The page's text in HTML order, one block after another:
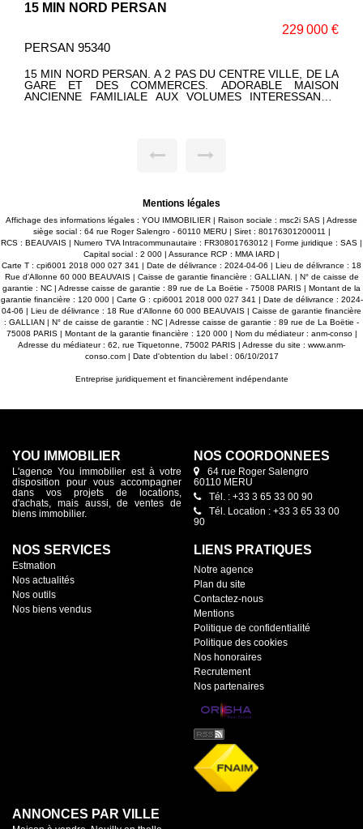
15 MIN NORD PERSAN
229 000 €
PERSAN 95340
15 MIN NORD PERSAN. A 2 PAS DU CENTRE VILLE, DE LA
GARE ET DES COMMERCES. ADORABLE MAISON
ANCIENNE FAMILIALE AUX VOLUMES INTERESSANTS:
CAVE. JOLI TERRAIN DE 390 M² AVEC VASTE TERRASSE
Mentions légales
Affichage des informations légales : YOU IMMOBILIER | Raison sociale : msc2i SAS | Adresse
siège social : 64 rue Roger Salengro - 60110 MERU | Siret : 80176301200011 |
RCS : BEAUVAIS | Numero TVA Intracommunautaire : FR30801763012 | Forme juridique : SAS |
Capital social : 2 000 | Assurance RCP : MMA IARD |
Carte T : cpi6001 2018 000 027 341 | Date de délivrance : 2024-04-06 | Lieu de délivrance : 18
Rue d'Allonne 60 000 BEAUVAIS | Caisse de garantie financière : GALLIAN. | N° de caisse de
garantie : NC | Adresse caisse de garantie : 89 rue de La Boëtie - 75008 PARIS | Montant de la
garantie financière : 120 000 | Carte G : cpi6001 2018 000 027 341 | Date de délivrance : 2024-
04-06 | Lieu de délivrance : 18 Rue d'Allonne 60 000 BEAUVAIS | Caisse de garantie financière
: GALLIAN | N° de caisse de garantie : NC | Adresse caisse de garantie : 89 rue de La Boëtie -
75008 PARIS | Montant de la garantie financière : 120 000 | Nom du médiateur : anm-conso |
Adresse du médiateur : 62, rue Tiquetonne, 75002 PARIS | Adresse du site : www.anm-
conso.com| Date d'obtention du label : 06/10/2017
Entreprise juridiquement et financièrement indépendante
YOU IMMOBILIER
L'agence You immobilier est à votre
disposition pour vous accompagner
dans vos projets de locations,
d'achats, mais aussi, de ventes de
biens immobilier.
NOS COORDONNÉES
64 rue Roger Salengro
60110 MERU
Tél. : +33 3 65 33 00 90
Tél. Location : +33 3 65 33 00
90
NOS SERVICES
Estmation
Nos actualités
Nos outils
Nos biens vendus
LIENS PRATIQUES
Notre agence
Plan du site
Contactez-nous
Mentions
Politique de confidentialité
Politique des cookies
Nos honoraires
Recrutement
Nos partenaires
ANNONCES PAR VILLE